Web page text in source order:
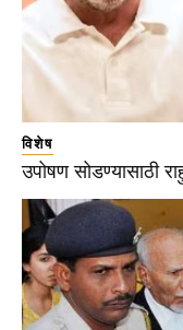
विशेष
उपोषण सोडण्यासाठी